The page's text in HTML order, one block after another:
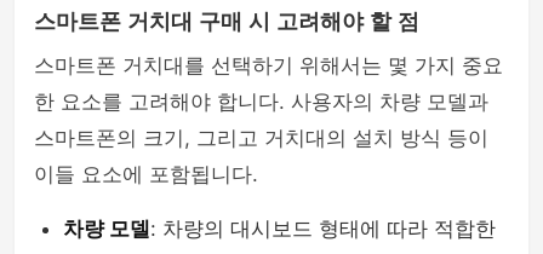
스마트폰 거치대 구매 시 고려해야 할 점
스마트폰 거치대를 선택하기 위해서는 몇 가지 중요
한 요소를 고려해야 합니다. 사용자의 차량 모델과
스마트폰의 크기, 그리고 거치대의 설치 방식 등이
이들 요소에 포함됩니다.
차량 모델: 차량의 대시보드 형태에 따라 적합한